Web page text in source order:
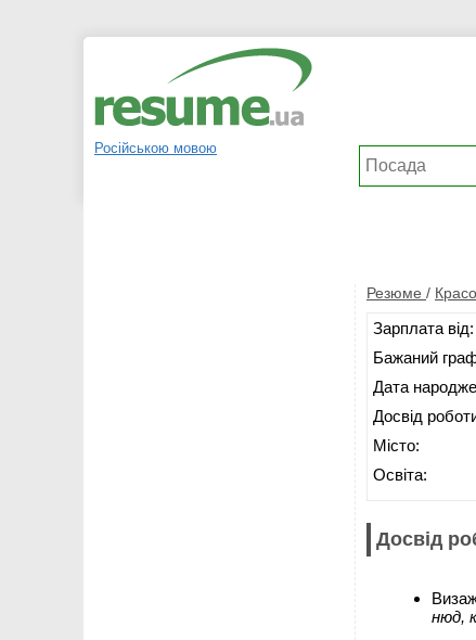
Російською мовою
Резюме /
Зарплата від:
Бажаний
Дата
Досвід
Місто:
Освіта:
Досвід
нюд,